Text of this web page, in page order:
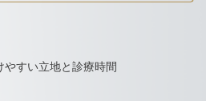
すい立地と診療時間